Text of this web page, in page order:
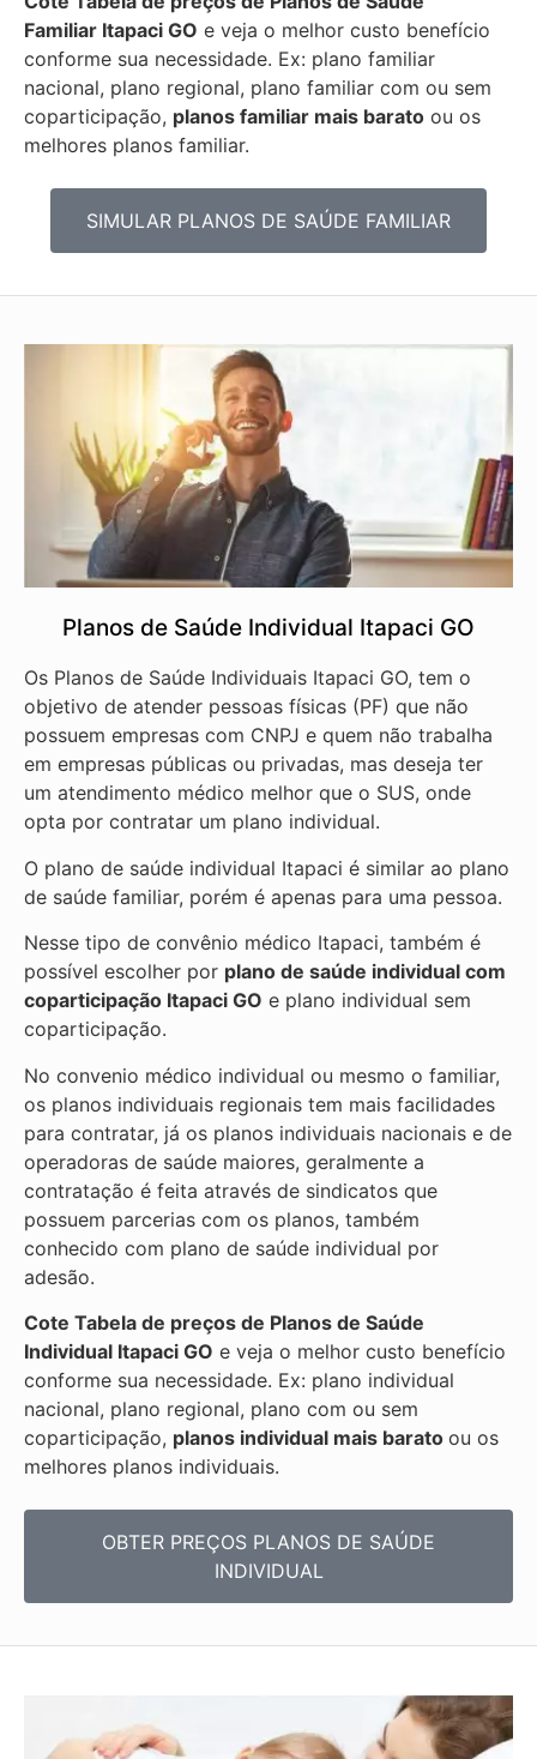
Familiar Itapaci GO e veja o melhor custo benefício
conforme sua necessidade. Ex: plano familiar
nacional, plano regional, plano familiar com ou sem
coparticipação, planos familiar mais barato ou os
melhores planos familiar.
SIMULAR PLANOS DE SAÚDE FAMILIAR
Planos de Saúde Individual Itapaci GO
Os Planos de Saúde Individuais Itapaci GO, tem o
objetivo de atender pessoas físicas (PF) que não
possuem empresas com CNPJ e quem não trabalha
em empresas públicas ou privadas, mas deseja ter
um atendimento médico melhor que o SUS, onde
opta por contratar um plano individual.
O plano de saúde individual Itapaci é similar ao plano
de saúde familiar, porém é apenas para uma pessoa.
Nesse tipo de convênio médico Itapaci, também é
possível escolher por plano de saúde individual com
coparticipação Itapaci GO e plano individual sem
coparticipação.
No convenio médico individual ou mesmo o familiar,
os planos individuais regionais tem mais facilidades
para contratar, já os planos individuais nacionais e de
operadoras de saúde maiores, geralmente a
contratação é feita através de sindicatos que
possuem parcerias com os planos, também
conhecido com plano de saúde individual por
adesão.
Cote Tabela de preços de Planos de Saúde
Individual Itapaci GO e veja o melhor custo benefício
conforme sua necessidade. Ex: plano individual
nacional, plano regional, plano com ou sem
coparticipação, planos individual mais barato ou os
melhores planos individuais.
OBTER PREÇOS PLANOS DE SAÚDE
INDIVIDUAL